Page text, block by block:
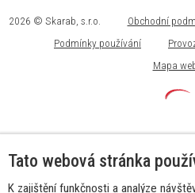
2026 © Skarab, s.r.o. Obchodní
Podmínky používání
Mapa
Tato webová stránka
K zajištění funkčnosti a analýze